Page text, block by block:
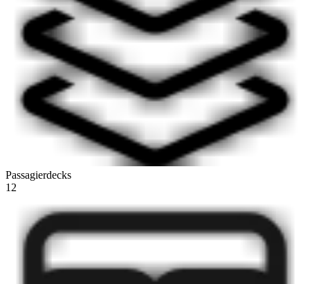
Passagierdecks
12